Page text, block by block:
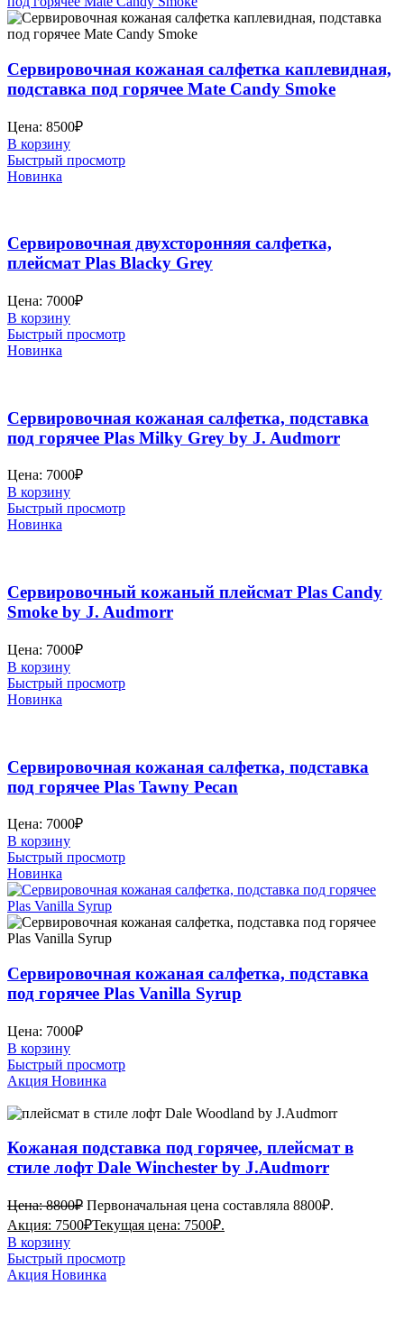
Сервировочная кожаная салфетка каплевидная,
подставка под горячее Mate Candy Smoke
Цена: 8500₽
В корзину
Быстрый просмотр
Новинка
Сервировочная двухсторонняя салфетка,
плейсмат Plas Blacky Grey
Цена: 7000₽
В корзину
Быстрый просмотр
Новинка
Сервировочная кожаная салфетка, подставка
под горячее Plas Milky Grey by J. Audmorr
Цена: 7000₽
В корзину
Быстрый просмотр
Новинка
Сервировочный кожаный плейсмат Plas Candy
Smoke by J. Audmorr
Цена: 7000₽
В корзину
Быстрый просмотр
Новинка
Сервировочная кожаная салфетка, подставка
под горячее Plas Tawny Pecan
Цена: 7000₽
В корзину
Быстрый просмотр
Новинка
Сервировочная кожаная салфетка, подставка
под горячее Plas Vanilla Syrup
Цена: 7000₽
В корзину
Быстрый просмотр
Акция Новинка
Кожаная подставка под горячее, плейсмат в
стиле лофт Dale Winchester by J.Audmorr
Цена:8800₽ Первоначальная цена составляла 8800₽.
Акция: 7500₽Текущая цена: 7500₽.
В корзину
Быстрый просмотр
Акция Новинка